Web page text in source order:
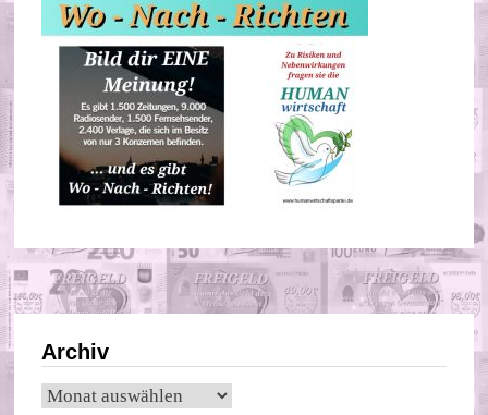
Archiv
Archiv